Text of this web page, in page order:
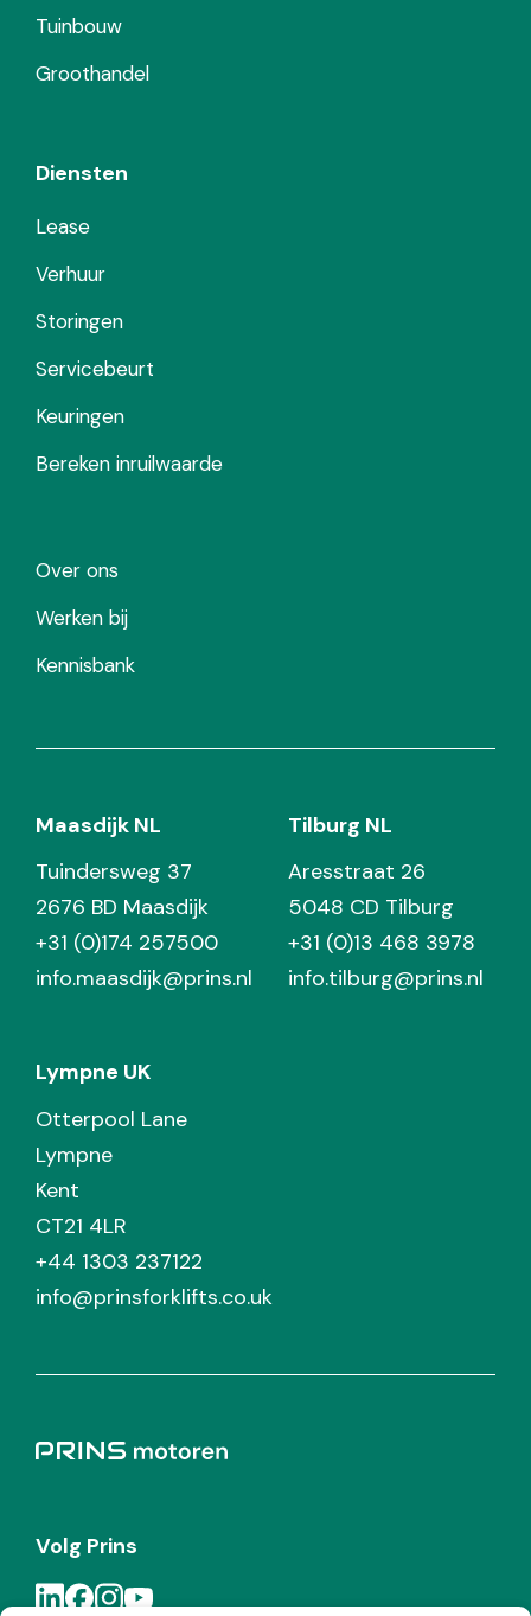
Tuinbouw
Groothandel
Diensten
Lease
Verhuur
Storingen
Servicebeurt
Keuringen
Bereken inruilwaarde
Over ons
Werken bij
Kennisbank
Maasdijk NL
Tuindersweg 37
2676 BD Maasdijk
+31 (0)174 257500
info.maasdijk@prins.nl
Tilburg NL
Aresstraat 26
5048 CD Tilburg
+31 (0)13 468 3978
info.tilburg@prins.nl
Lympne UK
Otterpool Lane
Lympne
Kent
CT21 4LR
+44 1303 237122
info@prinsforklifts.co.uk
Volg Prins